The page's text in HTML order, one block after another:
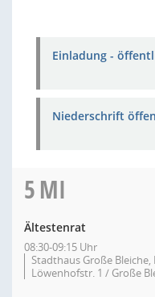
Einladung -
Niederschrift
5MI
Ältestenrat
08:30-09:15 Uhr
Stadthaus Große Bleiche,
Löwenhofstr. 1 / Große